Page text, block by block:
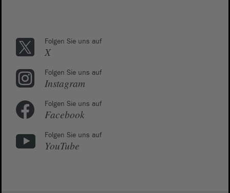
Folgen Sie uns auf
X
Folgen Sie uns auf
Instagram
Folgen Sie uns auf
Facebook
Folgen Sie uns auf
YouTube